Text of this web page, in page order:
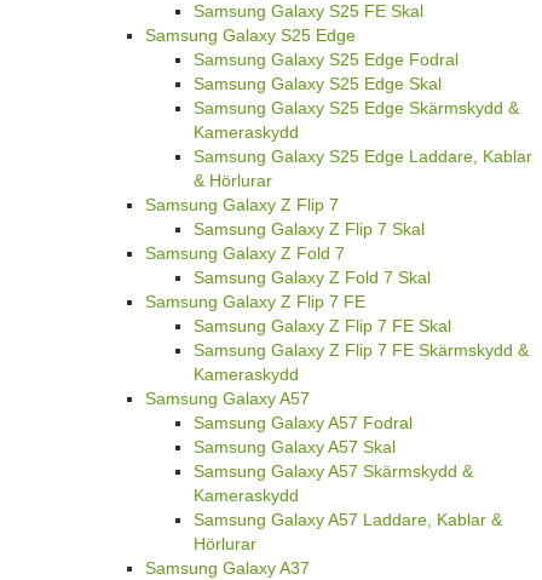
Samsung Galaxy S25 FE Skal
Samsung Galaxy S25 Edge
Samsung Galaxy S25 Edge Fodral
Samsung Galaxy S25 Edge Skal
Samsung Galaxy S25 Edge Skärmskydd &
Kameraskydd
Samsung Galaxy S25 Edge Laddare, Kablar
& Hörlurar
Samsung Galaxy Z Flip 7
Samsung Galaxy Z Flip 7 Skal
Samsung Galaxy Z Fold 7
Samsung Galaxy Z Fold 7 Skal
Samsung Galaxy Z Flip 7 FE
Samsung Galaxy Z Flip 7 FE Skal
Samsung Galaxy Z Flip 7 FE Skärmskydd &
Kameraskydd
Samsung Galaxy A57
Samsung Galaxy A57 Fodral
Samsung Galaxy A57 Skal
Samsung Galaxy A57 Skärmskydd &
Kameraskydd
Samsung Galaxy A57 Laddare, Kablar &
Hörlurar
Samsung Galaxy A37